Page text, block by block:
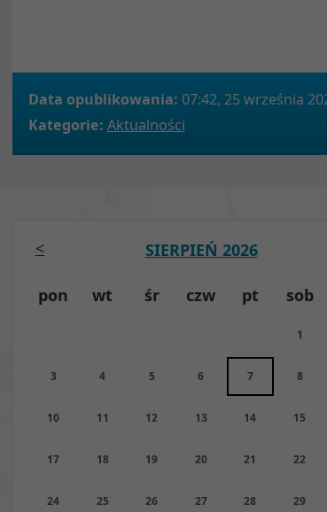
Data opublikowania: 07:42, 25 września
Kategorie: Aktualności
SIERPIEŃ 2026
pon wt śr czw pt sob
1
3 4 5 6 7 8
10 11 12 13 14 15
17 18 19 20 21 22
24 25 26 27 28 29
<